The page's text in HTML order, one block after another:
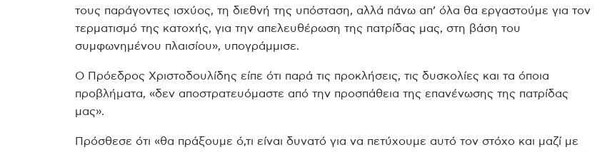
τους παράγοντες ισχύος, τη διεθνή της υπόσταση, αλλά πάνω απ’ όλα θα εργαστούμε για τον
τερματισμό της κατοχής, για την απελευθέρωση της πατρίδας μας, στη βάση του
συμφωνημένου πλαισίου», υπογράμμισε.
Ο Πρόεδρος Χριστοδουλίδης είπε ότι παρά τις προκλήσεις, τις δυσκολίες και τα όποια
προβλήματα, «δεν αποστρατευόμαστε από την προσπάθεια της επανένωσης της πατρίδας
μας».
Πρόσθεσε ότι «θα πράξουμε ό,τι είναι δυνατό για να πετύχουμε αυτό τον στόχο και μαζί με